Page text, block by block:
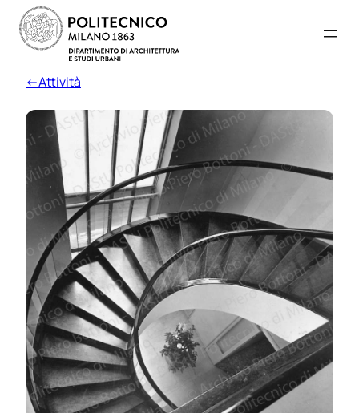
←Attività